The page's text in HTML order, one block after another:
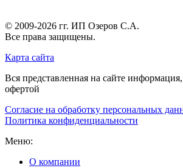
© 2009-2026 гг. ИП Озеров С.А.
Все права защищены.
Карта сайта
Вся представленная на сайте
офертой
Согласие на обработку персональных
Политика конфиденциальности
Меню:
О компании